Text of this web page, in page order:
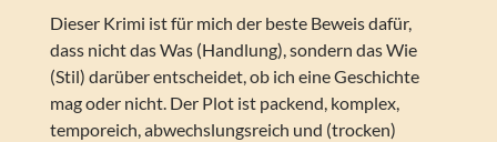
Dieser Krimi ist für mich der beste Beweis dafür,
dass nicht das Was (Handlung), sondern das Wie
(Stil) darüber entscheidet, ob ich eine Geschichte
mag oder nicht. Der Plot ist packend, komplex,
temporeich, abwechslungsreich und (trocken)